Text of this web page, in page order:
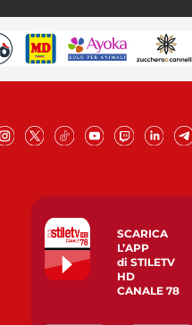
SCARICA
L’APP
di STILETV
HD
CANALE 78